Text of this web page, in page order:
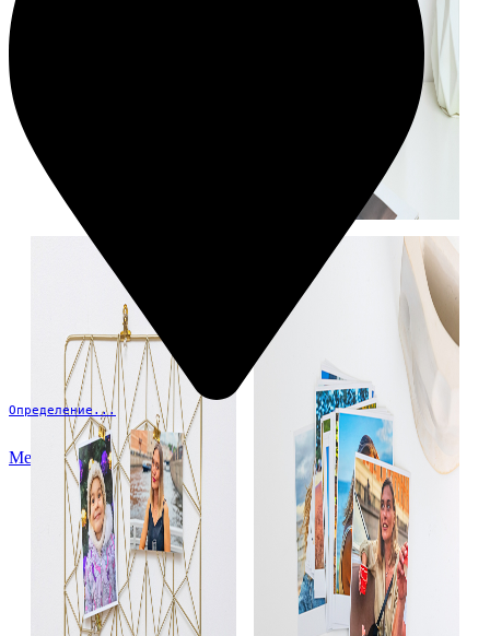
Определение...
Меню